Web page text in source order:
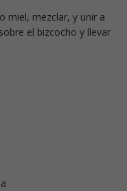
miel, mezclar, y unir a
el bizcocho y llevar